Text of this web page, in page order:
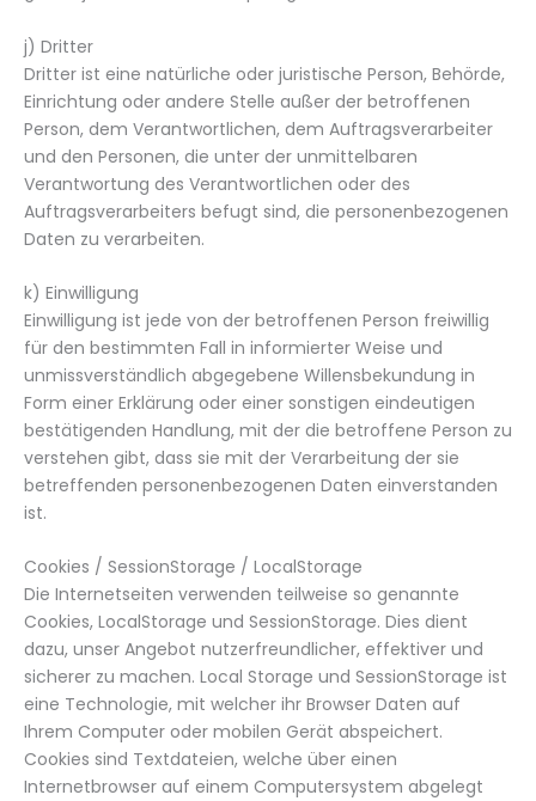
j) Dritter
Dritter ist eine natürliche oder juristische Person, Behörde,
Einrichtung oder andere Stelle außer der betroffenen
Person, dem Verantwortlichen, dem Auftragsverarbeiter
und den Personen, die unter der unmittelbaren
Verantwortung des Verantwortlichen oder des
Auftragsverarbeiters befugt sind, die personenbezogenen
Daten zu verarbeiten.
k) Einwilligung
Einwilligung ist jede von der betroffenen Person freiwillig
für den bestimmten Fall in informierter Weise und
unmissverständlich abgegebene Willensbekundung in
Form einer Erklärung oder einer sonstigen eindeutigen
bestätigenden Handlung, mit der die betroffene Person zu
verstehen gibt, dass sie mit der Verarbeitung der sie
betreffenden personenbezogenen Daten einverstanden
ist.
Cookies / SessionStorage / LocalStorage
Die Internetseiten verwenden teilweise so genannte
Cookies, LocalStorage und SessionStorage. Dies dient
dazu, unser Angebot nutzerfreundlicher, effektiver und
sicherer zu machen. Local Storage und SessionStorage ist
eine Technologie, mit welcher ihr Browser Daten auf
Ihrem Computer oder mobilen Gerät abspeichert.
Cookies sind Textdateien, welche über einen
Internetbrowser auf einem Computersystem abgelegt